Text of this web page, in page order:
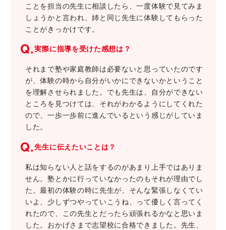
ことを担当の先生に相談したら、一度体験で見てみま
しょうかと言われ、姉と同じ先生に体験してもらった
ことがきっかけです。
Q.実際に指導を受けた感想は？
それまで塾や家庭教師は必要ないと思っていたのです
が、体験の時から自分がいかにできないかということ
を理解させられました。でも先生は、自分ができない
ところを見つけては、それがわかるようにしてくれた
ので、一歩一歩前に進んでいるという感じがしていま
した。
Q.先生に伝えたいことは？
私は知らない人と話をするのがあまり上手ではありま
せん。塾とかに行っていなかったのもそれが理由でし
た。最初の体験の時に先生が、そんな緊張しなくてい
いよ、少しずつやっていこうね、って優しく言ってく
れたので、この先生とだったら頑張れるかなと思いま
した。おかげさまで志望校に合格できました。先生、